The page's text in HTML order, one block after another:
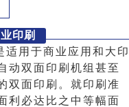
印刷
用于商业应用和大印
动双面印刷机组甚至
双面印刷。就印刷准
利必达比之中等幅面